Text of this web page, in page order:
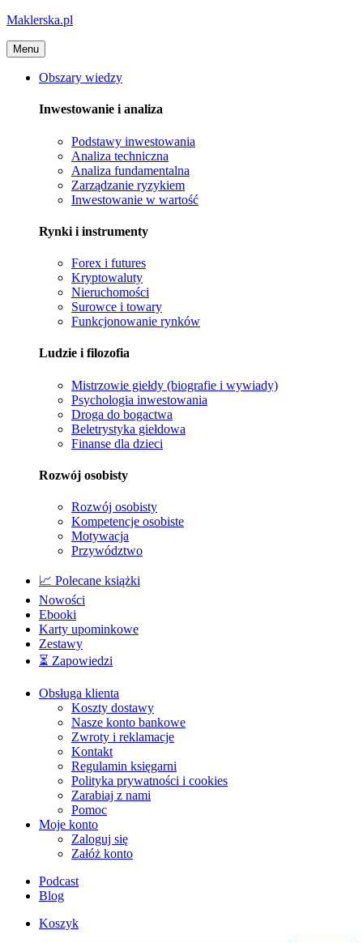
Maklerska.pl
Menu
Obszary wiedzy
Inwestowanie i analiza
Podstawy inwestowania
Analiza techniczna
Analiza fundamentalna
Zarządzanie ryzykiem
Inwestowanie w wartość
Rynki i instrumenty
Forex i futures
Kryptowaluty
Nieruchomości
Surowce i towary
Funkcjonowanie rynków
Ludzie i filozofia
Mistrzowie giełdy (biografie i wywiady)
Psychologia inwestowania
Droga do bogactwa
Beletrystyka giełdowa
Finanse dla dzieci
Rozwój osobisty
Rozwój osobisty
Kompetencje osobiste
Motywacja
Przywództwo
📈 Polecane książki
Nowości
Ebooki
Karty upominkowe
Zestawy
⏳ Zapowiedzi
Obsługa klienta
Koszty dostawy
Nasze konto bankowe
Zwroty i reklamacje
Kontakt
Regulamin księgarni
Polityka prywatności i cookies
Zarabiaj z nami
Pomoc
Moje konto
Zaloguj się
Załóż konto
Podcast
Blog
Koszyk